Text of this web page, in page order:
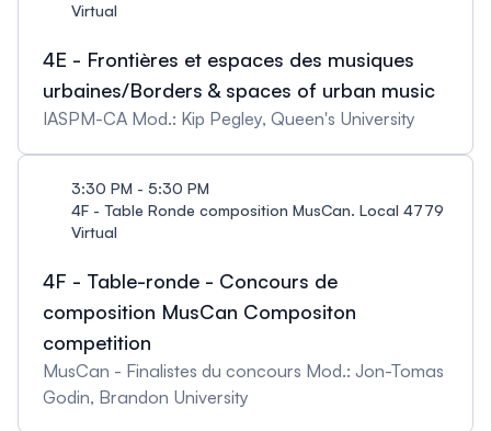
Virtual
4E - Frontières et espaces des musiques
urbaines/Borders & spaces of urban music
IASPM-CA Mod.: Kip Pegley, Queen's University
3:30 PM - 5:30 PM
4F - Table Ronde composition MusCan. Local 4779
Virtual
4F - Table-ronde - Concours de
composition MusCan Compositon
competition
MusCan - Finalistes du concours Mod.: Jon-Tomas
Godin, Brandon University